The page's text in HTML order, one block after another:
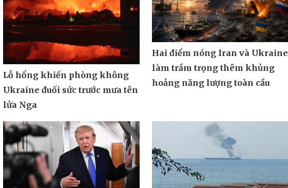
Lỗ hổng khiến phòng không
Ukraine đuối sức trước mưa tên
lửa Nga
Hai điểm nóng Iran và Ukraine
làm trầm trọng thêm khủng
hoảng năng lượng toàn cầu